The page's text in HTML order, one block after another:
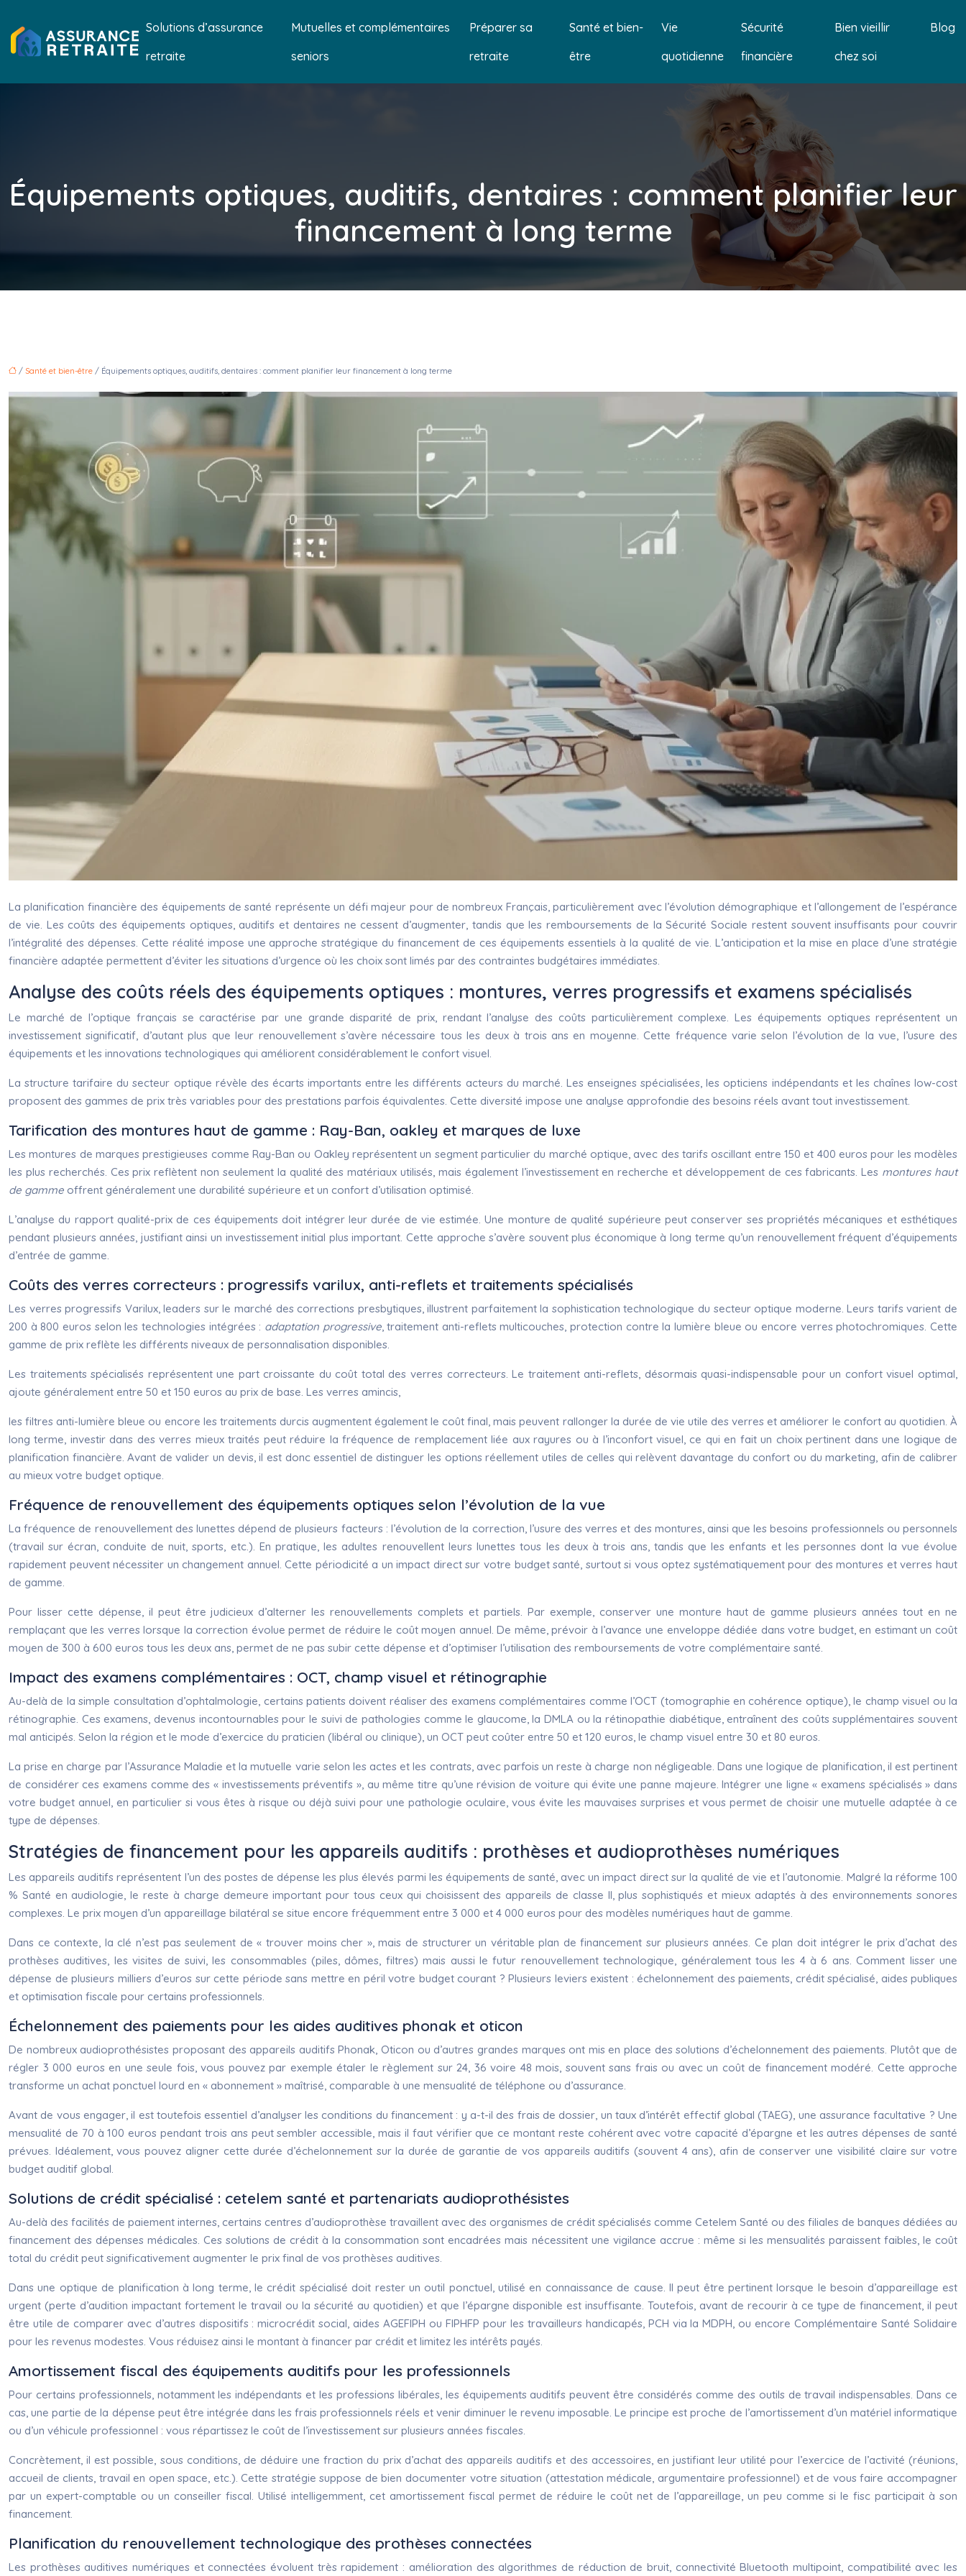
Solutions d’assurance
retraite
Mutuelles et complémentaires
seniors
Préparer sa
retraite
Santé et bien-
être
Vie
quotidienne
Sécurité
financière
Bien vieillir
chez soi
Blog
Équipements optiques, auditifs, dentaires : comment planifier leur
financement à long terme
/ Santé et bien-être / Équipements optiques, auditifs, dentaires : comment planifier leur financement à long terme
La planification financière des équipements de santé représente un défi majeur pour de nombreux Français, particulièrement avec l’évolution démographique et l’allongement de l’espérance
de vie. Les coûts des équipements optiques, auditifs et dentaires ne cessent d’augmenter, tandis que les remboursements de la Sécurité Sociale restent souvent insuffisants pour couvrir
l’intégralité des dépenses. Cette réalité impose une approche stratégique du financement de ces équipements essentiels à la qualité de vie. L’anticipation et la mise en place d’une stratégie
financière adaptée permettent d’éviter les situations d’urgence où les choix sont limés par des contraintes budgétaires immédiates.
Analyse des coûts réels des équipements optiques : montures, verres progressifs et examens spécialisés
Le marché de l’optique français se caractérise par une grande disparité de prix, rendant l’analyse des coûts particulièrement complexe. Les équipements optiques représentent un
investissement significatif, d’autant plus que leur renouvellement s’avère nécessaire tous les deux à trois ans en moyenne. Cette fréquence varie selon l’évolution de la vue, l’usure des
équipements et les innovations technologiques qui améliorent considérablement le confort visuel.
La structure tarifaire du secteur optique révèle des écarts importants entre les différents acteurs du marché. Les enseignes spécialisées, les opticiens indépendants et les chaînes low-cost
proposent des gammes de prix très variables pour des prestations parfois équivalentes. Cette diversité impose une analyse approfondie des besoins réels avant tout investissement.
Tarification des montures haut de gamme : Ray-Ban, oakley et marques de luxe
Les montures de marques prestigieuses comme Ray-Ban ou Oakley représentent un segment particulier du marché optique, avec des tarifs oscillant entre 150 et 400 euros pour les modèles
les plus recherchés. Ces prix reflètent non seulement la qualité des matériaux utilisés, mais également l’investissement en recherche et développement de ces fabricants. Les montures haut
de gamme offrent généralement une durabilité supérieure et un confort d’utilisation optimisé.
L’analyse du rapport qualité-prix de ces équipements doit intégrer leur durée de vie estimée. Une monture de qualité supérieure peut conserver ses propriétés mécaniques et esthétiques
pendant plusieurs années, justifiant ainsi un investissement initial plus important. Cette approche s’avère souvent plus économique à long terme qu’un renouvellement fréquent d’équipements
d’entrée de gamme.
Coûts des verres correcteurs : progressifs varilux, anti-reflets et traitements spécialisés
Les verres progressifs Varilux, leaders sur le marché des corrections presbytiques, illustrent parfaitement la sophistication technologique du secteur optique moderne. Leurs tarifs varient de
200 à 800 euros selon les technologies intégrées : adaptation progressive, traitement anti-reflets multicouches, protection contre la lumière bleue ou encore verres photochromiques. Cette
gamme de prix reflète les différents niveaux de personnalisation disponibles.
Les traitements spécialisés représentent une part croissante du coût total des verres correcteurs. Le traitement anti-reflets, désormais quasi-indispensable pour un confort visuel optimal,
ajoute généralement entre 50 et 150 euros au prix de base. Les verres amincis,
les filtres anti-lumière bleue ou encore les traitements durcis augmentent également le coût final, mais peuvent rallonger la durée de vie utile des verres et améliorer le confort au quotidien. À
long terme, investir dans des verres mieux traités peut réduire la fréquence de remplacement liée aux rayures ou à l’inconfort visuel, ce qui en fait un choix pertinent dans une logique de
planification financière. Avant de valider un devis, il est donc essentiel de distinguer les options réellement utiles de celles qui relèvent davantage du confort ou du marketing, afin de calibrer
au mieux votre budget optique.
Fréquence de renouvellement des équipements optiques selon l’évolution de la vue
La fréquence de renouvellement des lunettes dépend de plusieurs facteurs : l’évolution de la correction, l’usure des verres et des montures, ainsi que les besoins professionnels ou personnels
(travail sur écran, conduite de nuit, sports, etc.). En pratique, les adultes renouvellent leurs lunettes tous les deux à trois ans, tandis que les enfants et les personnes dont la vue évolue
rapidement peuvent nécessiter un changement annuel. Cette périodicité a un impact direct sur votre budget santé, surtout si vous optez systématiquement pour des montures et verres haut
de gamme.
Pour lisser cette dépense, il peut être judicieux d’alterner les renouvellements complets et partiels. Par exemple, conserver une monture haut de gamme plusieurs années tout en ne
remplaçant que les verres lorsque la correction évolue permet de réduire le coût moyen annuel. De même, prévoir à l’avance une enveloppe dédiée dans votre budget, en estimant un coût
moyen de 300 à 600 euros tous les deux ans, permet de ne pas subir cette dépense et d’optimiser l’utilisation des remboursements de votre complémentaire santé.
Impact des examens complémentaires : OCT, champ visuel et rétinographie
Au-delà de la simple consultation d’ophtalmologie, certains patients doivent réaliser des examens complémentaires comme l’OCT (tomographie en cohérence optique), le champ visuel ou la
rétinographie. Ces examens, devenus incontournables pour le suivi de pathologies comme le glaucome, la DMLA ou la rétinopathie diabétique, entraînent des coûts supplémentaires souvent
mal anticipés. Selon la région et le mode d’exercice du praticien (libéral ou clinique), un OCT peut coûter entre 50 et 120 euros, le champ visuel entre 30 et 80 euros.
La prise en charge par l’Assurance Maladie et la mutuelle varie selon les actes et les contrats, avec parfois un reste à charge non négligeable. Dans une logique de planification, il est pertinent
de considérer ces examens comme des « investissements préventifs », au même titre qu’une révision de voiture qui évite une panne majeure. Intégrer une ligne « examens spécialisés » dans
votre budget annuel, en particulier si vous êtes à risque ou déjà suivi pour une pathologie oculaire, vous évite les mauvaises surprises et vous permet de choisir une mutuelle adaptée à ce
type de dépenses.
Stratégies de financement pour les appareils auditifs : prothèses et audioprothèses numériques
Les appareils auditifs représentent l’un des postes de dépense les plus élevés parmi les équipements de santé, avec un impact direct sur la qualité de vie et l’autonomie. Malgré la réforme 100
% Santé en audiologie, le reste à charge demeure important pour tous ceux qui choisissent des appareils de classe II, plus sophistiqués et mieux adaptés à des environnements sonores
complexes. Le prix moyen d’un appareillage bilatéral se situe encore fréquemment entre 3 000 et 4 000 euros pour des modèles numériques haut de gamme.
Dans ce contexte, la clé n’est pas seulement de « trouver moins cher », mais de structurer un véritable plan de financement sur plusieurs années. Ce plan doit intégrer le prix d’achat des
prothèses auditives, les visites de suivi, les consommables (piles, dômes, filtres) mais aussi le futur renouvellement technologique, généralement tous les 4 à 6 ans. Comment lisser une
dépense de plusieurs milliers d’euros sur cette période sans mettre en péril votre budget courant ? Plusieurs leviers existent : échelonnement des paiements, crédit spécialisé, aides publiques
et optimisation fiscale pour certains professionnels.
Échelonnement des paiements pour les aides auditives phonak et oticon
De nombreux audioprothésistes proposant des appareils auditifs Phonak, Oticon ou d’autres grandes marques ont mis en place des solutions d’échelonnement des paiements. Plutôt que de
régler 3 000 euros en une seule fois, vous pouvez par exemple étaler le règlement sur 24, 36 voire 48 mois, souvent sans frais ou avec un coût de financement modéré. Cette approche
transforme un achat ponctuel lourd en « abonnement » maîtrisé, comparable à une mensualité de téléphone ou d’assurance.
Avant de vous engager, il est toutefois essentiel d’analyser les conditions du financement : y a-t-il des frais de dossier, un taux d’intérêt effectif global (TAEG), une assurance facultative ? Une
mensualité de 70 à 100 euros pendant trois ans peut sembler accessible, mais il faut vérifier que ce montant reste cohérent avec votre capacité d’épargne et les autres dépenses de santé
prévues. Idéalement, vous pouvez aligner cette durée d’échelonnement sur la durée de garantie de vos appareils auditifs (souvent 4 ans), afin de conserver une visibilité claire sur votre
budget auditif global.
Solutions de crédit spécialisé : cetelem santé et partenariats audioprothésistes
Au-delà des facilités de paiement internes, certains centres d’audioprothèse travaillent avec des organismes de crédit spécialisés comme Cetelem Santé ou des filiales de banques dédiées au
financement des dépenses médicales. Ces solutions de crédit à la consommation sont encadrées mais nécessitent une vigilance accrue : même si les mensualités paraissent faibles, le coût
total du crédit peut significativement augmenter le prix final de vos prothèses auditives.
Dans une optique de planification à long terme, le crédit spécialisé doit rester un outil ponctuel, utilisé en connaissance de cause. Il peut être pertinent lorsque le besoin d’appareillage est
urgent (perte d’audition impactant fortement le travail ou la sécurité au quotidien) et que l’épargne disponible est insuffisante. Toutefois, avant de recourir à ce type de financement, il peut
être utile de comparer avec d’autres dispositifs : microcrédit social, aides AGEFIPH ou FIPHFP pour les travailleurs handicapés, PCH via la MDPH, ou encore Complémentaire Santé Solidaire
pour les revenus modestes. Vous réduisez ainsi le montant à financer par crédit et limitez les intérêts payés.
Amortissement fiscal des équipements auditifs pour les professionnels
Pour certains professionnels, notamment les indépendants et les professions libérales, les équipements auditifs peuvent être considérés comme des outils de travail indispensables. Dans ce
cas, une partie de la dépense peut être intégrée dans les frais professionnels réels et venir diminuer le revenu imposable. Le principe est proche de l’amortissement d’un matériel informatique
ou d’un véhicule professionnel : vous répartissez le coût de l’investissement sur plusieurs années fiscales.
Concrètement, il est possible, sous conditions, de déduire une fraction du prix d’achat des appareils auditifs et des accessoires, en justifiant leur utilité pour l’exercice de l’activité (réunions,
accueil de clients, travail en open space, etc.). Cette stratégie suppose de bien documenter votre situation (attestation médicale, argumentaire professionnel) et de vous faire accompagner
par un expert-comptable ou un conseiller fiscal. Utilisé intelligemment, cet amortissement fiscal permet de réduire le coût net de l’appareillage, un peu comme si le fisc participait à son
financement.
Planification du renouvellement technologique des prothèses connectées
Les prothèses auditives numériques et connectées évoluent très rapidement : amélioration des algorithmes de réduction de bruit, connectivité Bluetooth multipoint, compatibilité avec les